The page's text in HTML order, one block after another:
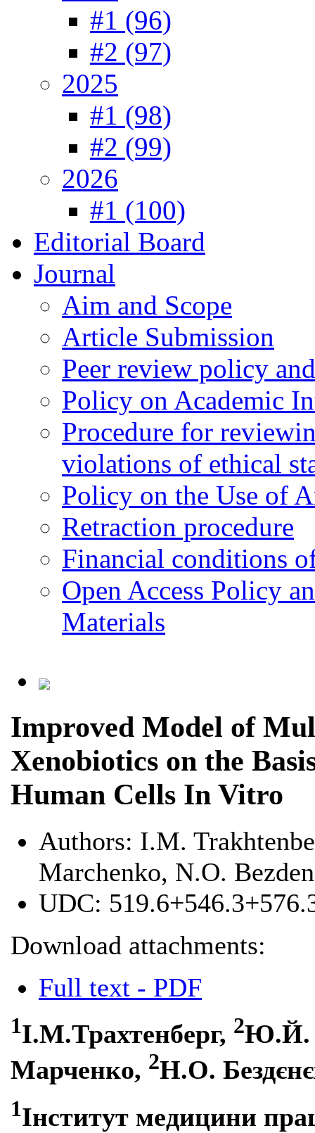
#1 (96)
#2 (97)
2025
#1 (98)
#2 (99)
2026
#1 (100)
Editorial Board
Journal
Aim and Scope
Article Submission
Peer review policy
Policy on Academic
Procedure for
violations of ethical
Policy on the Use of
Retraction procedure
Financial conditions
Open Access Policy
Materials
Improved Model of
Xenobiotics on the
Human Cells In Vitro
Authors: I.M.
Marchenko, N.O.
UDC:
Download attachments:
Full text - PDF
1І.М.Трахтенберг, 2Ю.Й.
Марченко, 2Н.О.
1Інститут медицини